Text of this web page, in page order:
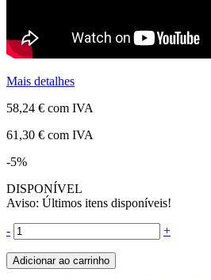
Mais detalhes
58,24 € com IVA
61,30 € com IVA
-5%
DISPONÍVEL
Aviso: Últimos itens disponíveis!
- +
Adicionar ao carrinho